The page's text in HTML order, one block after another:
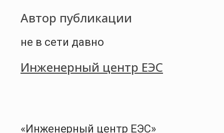
Автор публикации
не в сети давно
Инженерный центр ЕЭС
«Инженерный центр ЕЭС»